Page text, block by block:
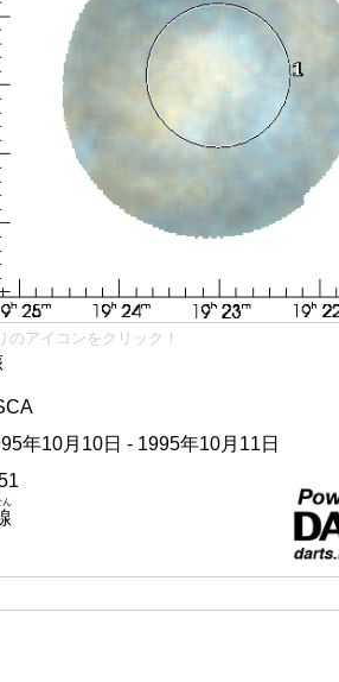
アイコンをクリック！
年10月10日 - 1995年10月11日
ん